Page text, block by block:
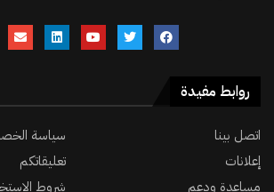
روابط مفيدة
اتصل بينا
سياسة
إعلانات
تعليقاتكم
مساعدة ودعم
شروط